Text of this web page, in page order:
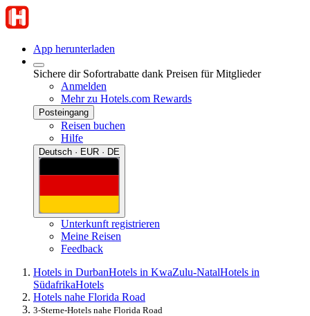
App herunterladen
Sichere dir Sofortrabatte dank Preisen für Mitglieder
Anmelden
Mehr zu Hotels.com Rewards
Posteingang
Reisen buchen
Hilfe
Deutsch · EUR · DE
Unterkunft registrieren
Meine Reisen
Feedback
Hotels in DurbanHotels in KwaZulu-NatalHotels in
SüdafrikaHotels
Hotels nahe Florida Road
3-Sterne-Hotels nahe Florida Road